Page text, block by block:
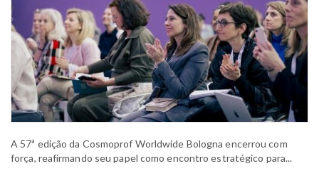
A 57ª edição da Cosmoprof Worldwide Bologna encerrou com
força, reafirmando seu papel como encontro estratégico para...